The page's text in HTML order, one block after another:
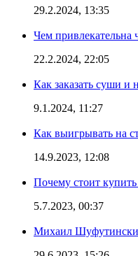
29.2.2024, 13:35
Чем привлекательна
22.2.2024, 22:05
Как заказать суши и
9.1.2024, 11:27
Как выигрывать на
14.9.2023, 12:08
Почему стоит
5.7.2023, 00:37
Михаил